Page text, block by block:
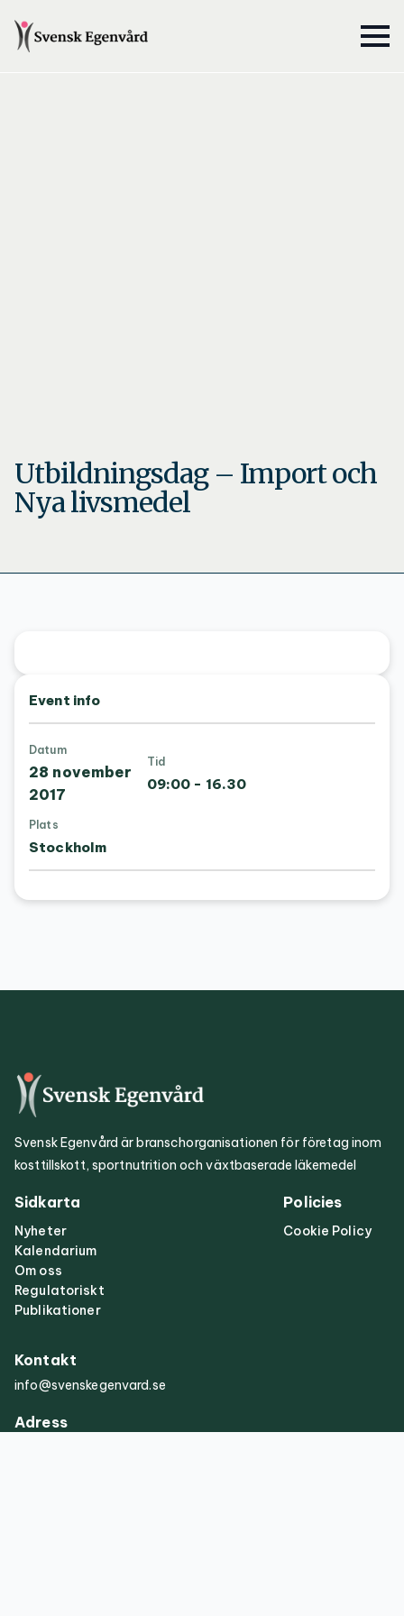
Utbildningsdag – Import och
Nya livsmedel
Event info
Datum
28 november
2017
Tid
09:00 - 16.30
Plats
Stockholm
Svensk Egenvård är branschorganisationen för företag inom
kosttillskott, sportnutrition och växtbaserade läkemedel
Sidkarta
Nyheter
Kalendarium
Om oss
Regulatoriskt
Publikationer
Policies
Cookie Policy
Kontakt
info@svenskegenvard.se
Adress